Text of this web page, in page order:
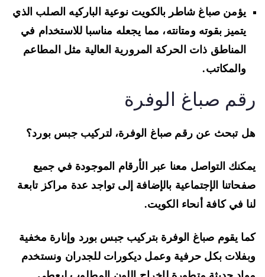
يؤمن صباغ شاطر بالكويت نوعية الباركيه الصلب الذي
يتميز بقوته ومتانته، مما يجعله مناسبا للاستخدام في
المناطق ذات الحركة المرورية العالية مثل المطاعم
والمكاتب.
صباغ الوفرة
تبحث عن رقم صباغ الوفرة، لتركيب جبس بورد؟
التواصل معنا عبر الأرقام الموجودة في جميع
الإجتماعية بالإضافة إلى تواجد عدة مراكز تابعة
في كافة أنحاء الكويت.
يقوم صباغ الوفرة بتركيب جبس بورد وإنارة مخفية
بكل حرفية وعمل ديكورات للجدران ونستخدم